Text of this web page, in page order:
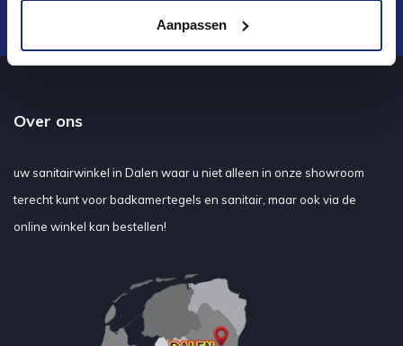
Aanpassen
Over ons
uw sanitairwinkel in Dalen waar u niet alleen in onze showroom
terecht kunt voor badkamertegels en sanitair, maar ook via de
online winkel kan bestellen!